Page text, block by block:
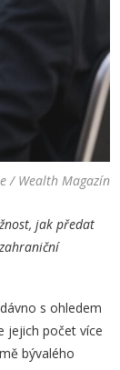
/ Wealth Magazín
jak předat
s ohledem
jejich počet více
bývalého